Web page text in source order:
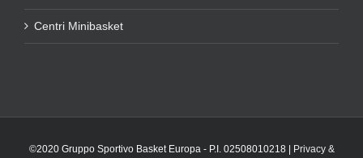
Centri Minibasket
©2020 Gruppo Sportivo Basket Europa - P.I. 02508010218 | Privacy &